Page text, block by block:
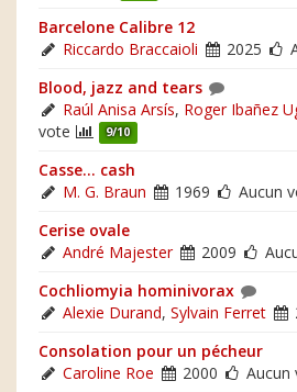
Barcelone Calibre 12
Riccardo Braccaioli
2025
Blood, jazz and tears
Raúl Anisa Arsís, Roger Ibañez
vote
9/10
Casse... cash
M. G. Braun
1969
Aucun
Cerise ovale
André Majester
2009
Cochliomyia hominivorax
Alexie Durand, Sylvain Ferret
Consolation pour un pécheur
Caroline Roe
2000
Aucun